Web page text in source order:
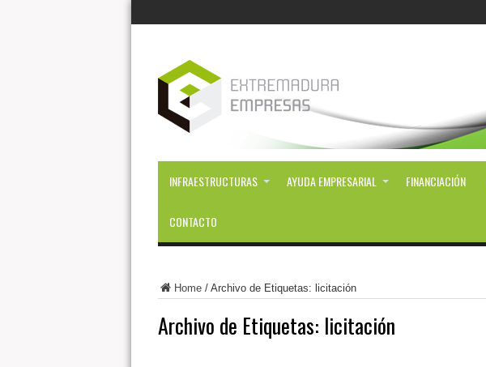
INFRAESTRUCTURAS AYUDA EMPRESARIAL FINANCIACIÓN
CONTACTO
Home/ Archivo de Etiquetas: licitación
Archivo de Etiquetas: licitación